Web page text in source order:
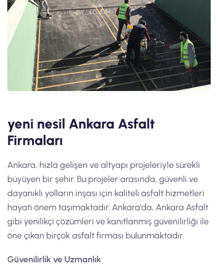
yeni nesil Ankara Asfalt
Firmaları
Ankara, hızla gelişen ve altyapı projeleriyle sürekli
büyüyen bir şehir. Bu projeler arasında, güvenli ve
dayanıklı yolların inşası için kaliteli asfalt hizmetleri
hayati önem taşımaktadır. Ankara’da, Ankara Asfalt
gibi yenilikçi çözümleri ve kanıtlanmış güvenilirliği ile
öne çıkan birçok asfalt firması bulunmaktadır.
Güvenilirlik ve Uzmanlık